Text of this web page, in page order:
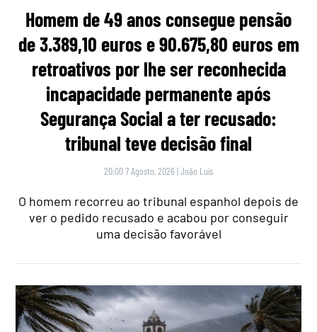
Homem de 49 anos consegue pensão
de 3.389,10 euros e 90.675,80 euros em
retroativos por lhe ser reconhecida
incapacidade permanente após
Segurança Social a ter recusado:
tribunal teve decisão final
20:00 7 Agosto, 2026 |João Luís
O homem recorreu ao tribunal espanhol depois de
ver o pedido recusado e acabou por conseguir
uma decisão favorável